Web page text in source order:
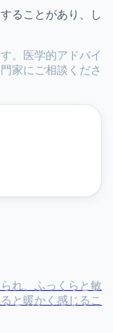
ることがあり、し
。医学的アドバイ
家にご相談くださ
れ、ふっくらと敏
と暖かく感じるこ